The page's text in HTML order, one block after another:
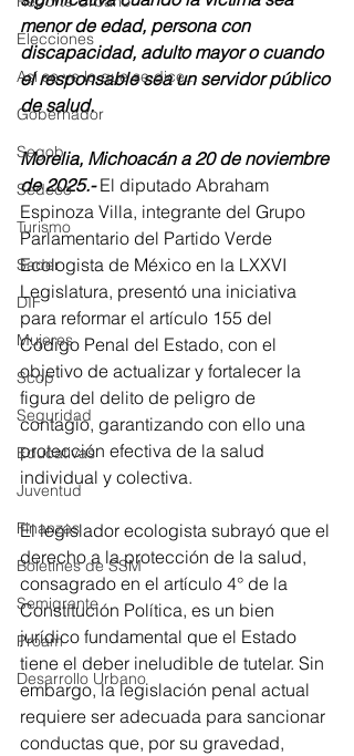
Elecciones
Así se ve lo que se dice...
Gobernador
Segob
Sedeco
Turismo
Sader
DIF
Mujeres
Scop
Seguridad
Educativas
Juventud
Finanzas
Boletines de SSM
Semigrante
Proam
Desarrollo Urbano
menor de edad, persona con
discapacidad, adulto mayor o cuando
el responsable sea un servidor público
de salud.
Morelia, Michoacán a 20 de noviembre
de 2025.- El diputado Abraham
Espinoza Villa, integrante del Grupo
Parlamentario del Partido Verde
Ecologista de México en la LXXVI
Legislatura, presentó una iniciativa
para reformar el artículo 155 del
Código Penal del Estado, con el
objetivo de actualizar y fortalecer la
figura del delito de peligro de
contagio, garantizando con ello una
protección efectiva de la salud
individual y colectiva.
El legislador ecologista subrayó que el
derecho a la protección de la salud,
consagrado en el artículo 4° de la
Constitución Política, es un bien
jurídico fundamental que el Estado
tiene el deber ineludible de tutelar. Sin
embargo, la legislación penal actual
requiere ser adecuada para sancionar
conductas que, por su gravedad,